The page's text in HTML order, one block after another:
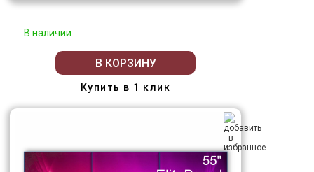
В наличии
В КОРЗИНУ
Купить в 1 клик